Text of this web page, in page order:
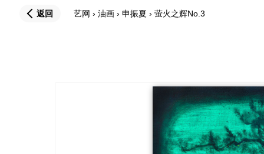
返回 艺网 › 油画 › 申振夏 › 萤火之辉No.3